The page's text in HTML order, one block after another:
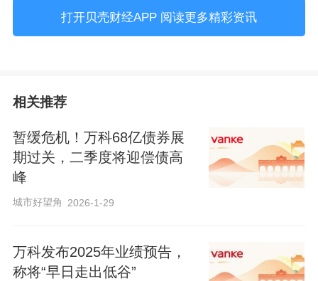
打开贝壳财经APP 阅读更多精彩资讯
相关推荐
暂缓危机！万科68亿债券展
期过关，二季度将迎偿债高
峰
城市好望角 2026-1-29
万科发布2025年业绩预告，
称将“早日走出低谷”